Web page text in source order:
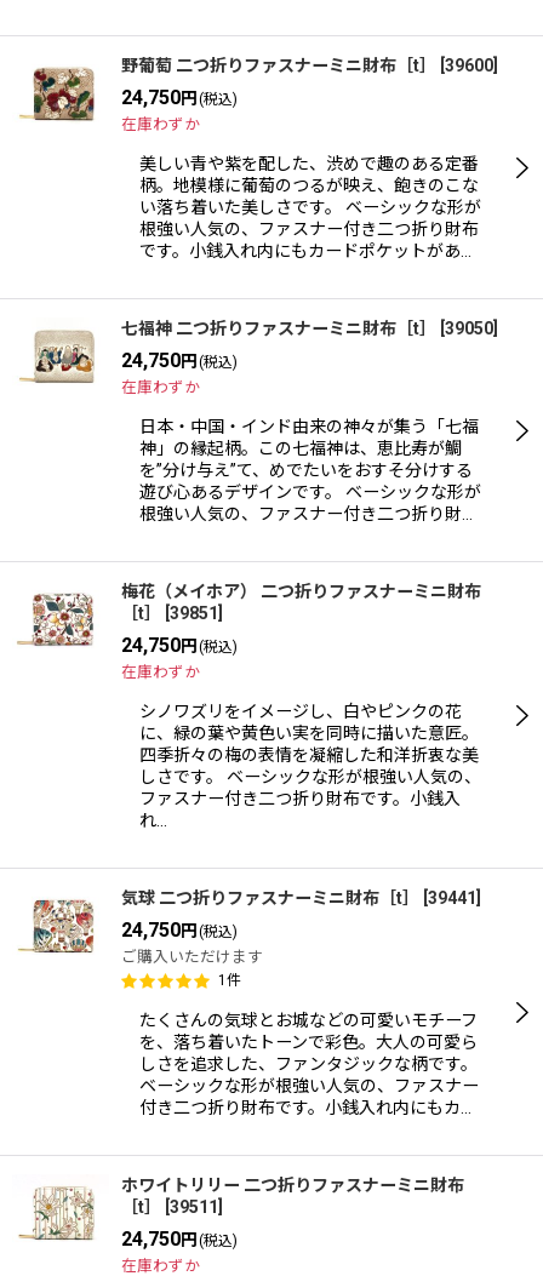
野葡萄 二つ折りファスナーミニ財布［t］ 39600
24,750円 (税込)
在庫わずか
美しい青や紫を配した、渋めで趣のある定番
柄。地模様に葡萄のつるが映え、飽きのこな
い落ち着いた美しさです。 ベーシックな形が
根強い人気の、ファスナー付き二つ折り財布
です。小銭入れ内にもカードポケットがあ…
七福神 二つ折りファスナーミニ財布［t］ 39050
24,750円 (税込)
在庫わずか
日本・中国・インド由来の神々が集う「七福
神」の縁起柄。この七福神は、恵比寿が鯛
を”分け与え”て、めでたいをおすそ分けする
遊び心あるデザインです。 ベーシックな形が
根強い人気の、ファスナー付き二つ折り財…
梅花（メイホア） 二つ折りファスナーミニ財布
［t］
39851
24,750円 (税込)
在庫わずか
シノワズリをイメージし、白やピンクの花
に、緑の葉や黄色い実を同時に描いた意匠。
四季折々の梅の表情を凝縮した和洋折衷な美
しさです。 ベーシックな形が根強い人気の、
ファスナー付き二つ折り財布です。小銭入
れ…
気球 二つ折りファスナーミニ財布［t］ 39441
24,750円 (税込)
ご購入いただけます
1 件
たくさんの気球とお城などの可愛いモチーフ
を、落ち着いたトーンで彩色。大人の可愛ら
しさを追求した、ファンタジックな柄です。
ベーシックな形が根強い人気の、ファスナー
付き二つ折り財布です。小銭入れ内にもカ…
ホワイトリリー 二つ折りファスナーミニ財布
［t］
39511
24,750円 (税込)
在庫わずか